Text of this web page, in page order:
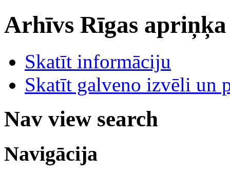
Arhīvs Rīgas
Skatīt informāciju
Skatīt galveno izvēli un
Nav view search
Navigācija